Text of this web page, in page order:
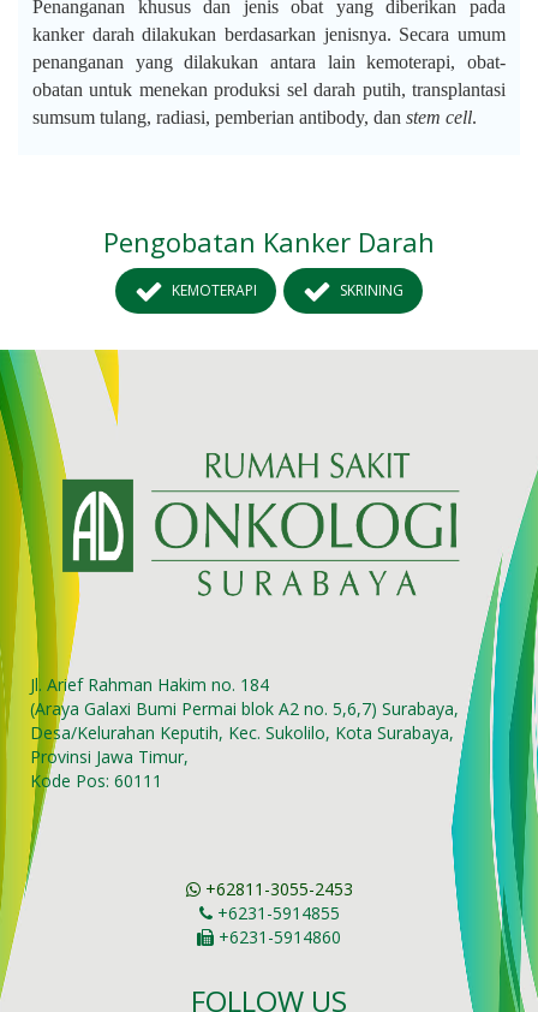
Penanganan khusus dan jenis obat yang diberikan pada
kanker darah dilakukan berdasarkan jenisnya. Secara umum
penanganan yang dilakukan antara lain kemoterapi, obat-
obatan untuk menekan produksi sel darah putih, transplantasi
sumsum tulang, radiasi, pemberian antibody, dan stem cell.
Pengobatan Kanker Darah
KEMOTERAPI SKRINING
Jl. Arief Rahman Hakim no. 184
(Araya Galaxi Bumi Permai blok A2 no. 5,6,7) Surabaya,
Desa/Kelurahan Keputih, Kec. Sukolilo, Kota Surabaya,
Provinsi Jawa Timur,
Kode Pos: 60111
+62811-3055-2453
+6231-5914855
+6231-5914860
FOLLOW US